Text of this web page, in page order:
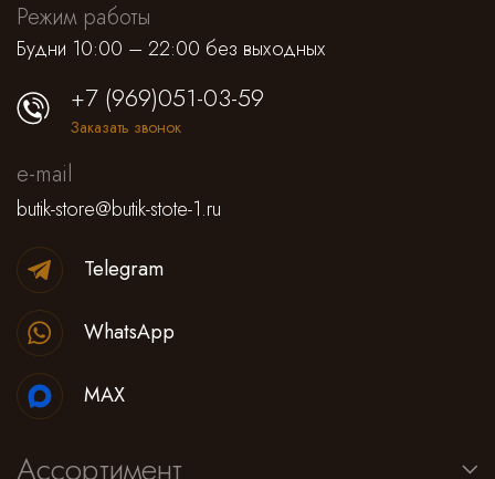
Режим работы
Будни 10:00 – 22:00 без выходных
Ассортимент
+7 (969)051-03-59
Заказать звонок
e-mail
butik-store@butik-stote-1.ru
Telegram
WhatsApp
MAX